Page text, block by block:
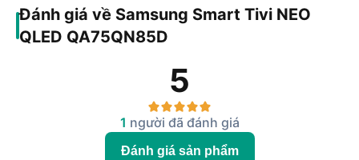
Đánh giá về Samsung Smart Tivi NEO
QLED QA75QN85D
5
1 người đã đánh giá
Đánh giá sản phẩm